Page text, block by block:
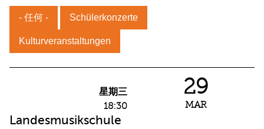
- 任何 - Schülerkonzerte
Kulturveranstaltungen
星期三
18:30
29
MAR
Landesmusikschule